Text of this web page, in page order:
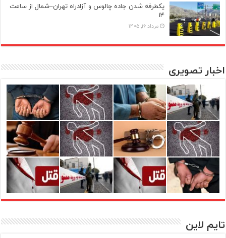
یکطرفه شدن جاده چالوس و آزادراه تهران–شمال از ساعت
۱۴
مرداد ۱۶, ۱۴۰۵
اخبار تصویری
تایم لاین